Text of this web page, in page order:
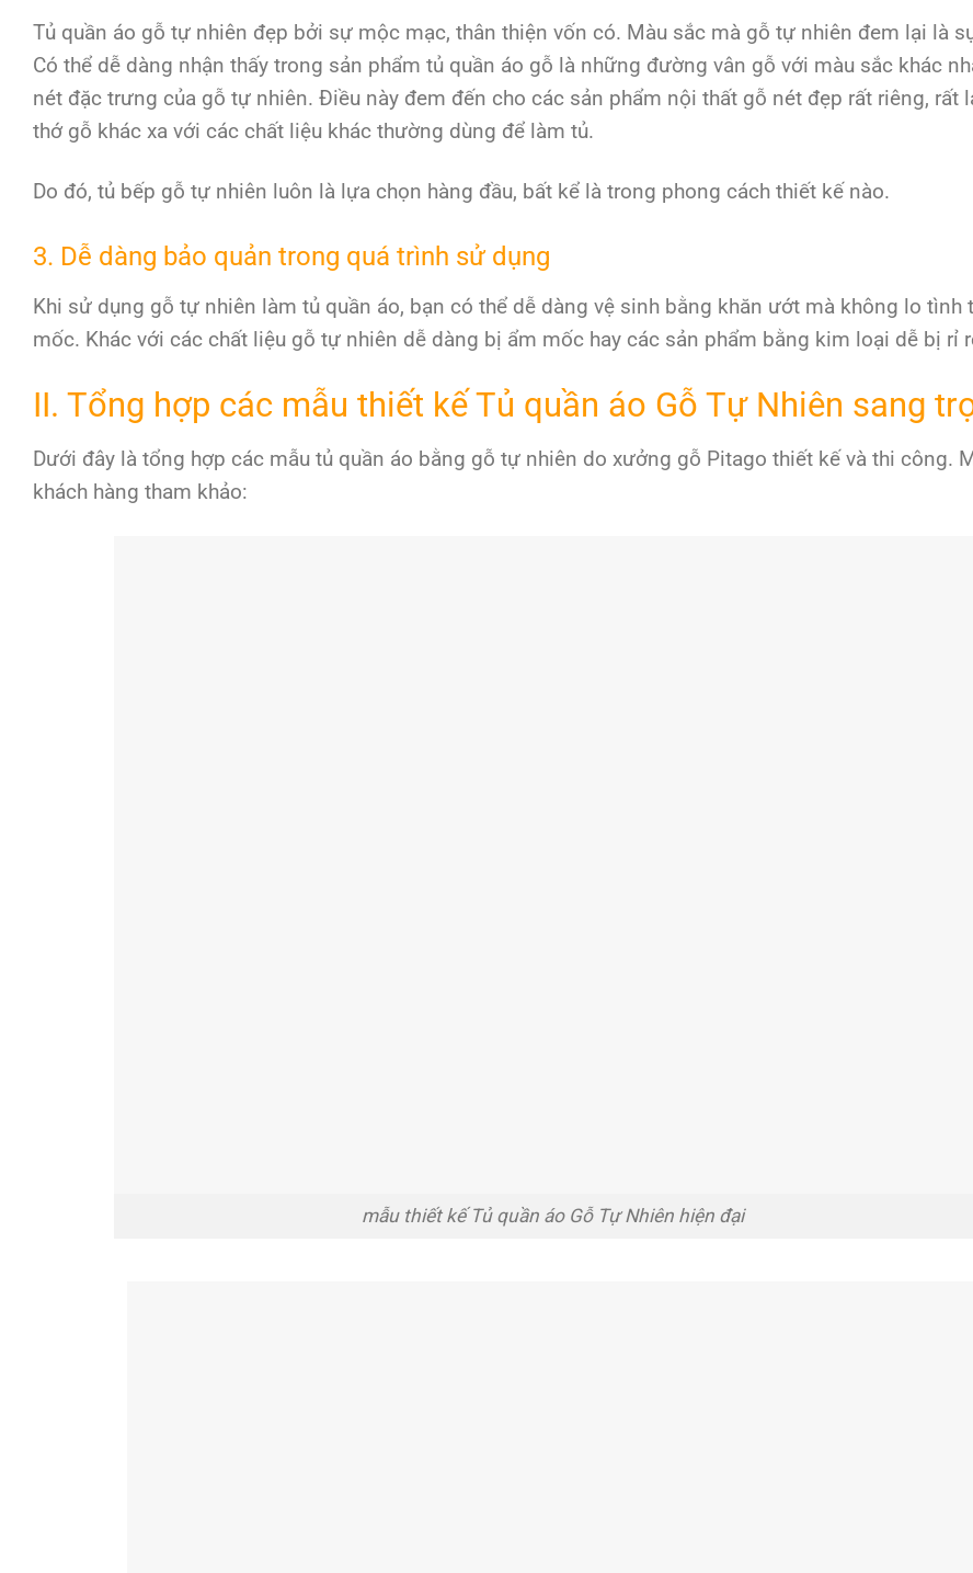
Tủ quần áo gỗ tự nhiên đẹp bởi sự mộc mạc, thân thiện vốn có. Màu sắc mà gỗ tự nhiên đem lại là
Có thể dễ dàng nhận thấy trong sản phẩm tủ quần áo gỗ là những đường vân gỗ với màu sắc khác
nét đặc trưng của gỗ tự nhiên. Điều này đem đến cho các sản phẩm nội thất gỗ nét đẹp rất riêng, rất
thớ gỗ khác xa với các chất liệu khác thường dùng để làm tủ.
Do đó, tủ bếp gỗ tự nhiên luôn là lựa chọn hàng đầu, bất kể là trong phong cách thiết kế nào.
3. Dễ dàng bảo quản trong quá trình sử dụng
Khi sử dụng gỗ tự nhiên làm tủ quần áo, bạn có thể dễ dàng vệ sinh bằng khăn ướt mà không lo tình
mốc. Khác với các chất liệu gỗ tự nhiên dễ dàng bị ẩm mốc hay các sản phẩm bằng kim loại dễ bị rỉ
II. Tổng hợp các mẫu thiết kế Tủ quần áo Gỗ Tự Nhiên sang
Dưới đây là tổng hợp các mẫu tủ quần áo bằng gỗ tự nhiên do xưởng gỗ Pitago thiết kế và thi công.
khách hàng tham khảo:
mẫu thiết kế Tủ quần áo Gỗ Tự Nhiên hiện đại